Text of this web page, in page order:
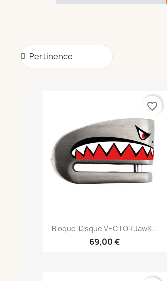
Aperçu rapide
Bloque-Disque VECTOR JawX...
69,00 €
favorite_border